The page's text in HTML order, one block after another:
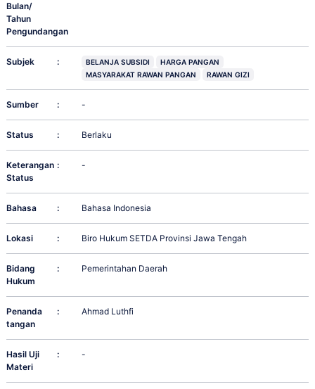
Bulan/
Tahun
Pengundangan
Subjek : BELANJA SUBSIDI
HARGA PANGAN
MASYARAKAT RAWAN PANGAN
RAWAN GIZI
Sumber : -
Status : Berlaku
Keterangan
Status
: -
Bahasa : Bahasa Indonesia
Lokasi : Biro Hukum SETDA Provinsi Jawa Tengah
Bidang
Hukum
: Pemerintahan Daerah
Penanda
tangan
: Ahmad Luthfi
Hasil Uji
Materi
: -